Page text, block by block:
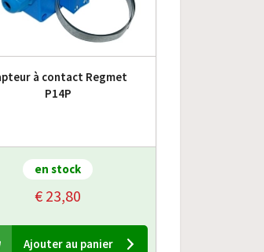
à contact Regmet
P14P
en stock
€ 23,80
Ajouter au panier